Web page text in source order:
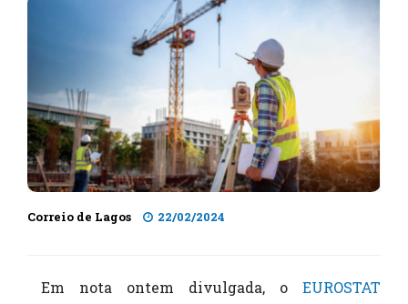
Correio de Lagos 22/02/2024
Em nota ontem divulgada, o EUROSTAT